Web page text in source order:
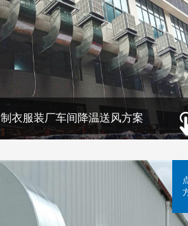
制衣服装厂车间降温送风方案